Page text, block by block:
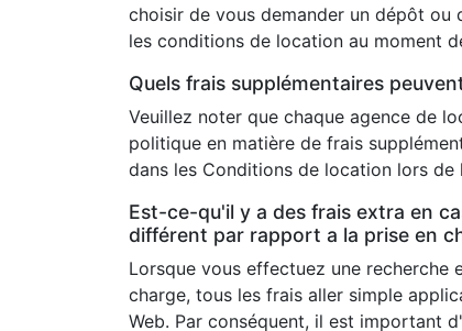
choisir de vous demander un dépôt ou
les conditions de location au moment
Quels frais supplémentaires
Veuillez noter que chaque agence de
politique en matière de frais
dans les Conditions de location lors de
Est-ce-qu'il y a des frais extra en
différent par rapport a la prise en
Lorsque vous effectuez une
charge, tous les frais aller simple
Web. Par conséquent, il est important